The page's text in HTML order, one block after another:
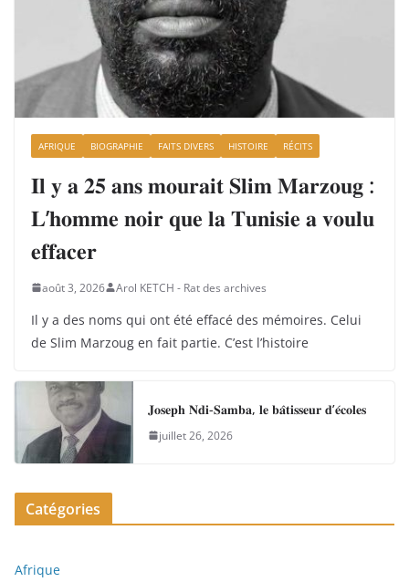
AFRIQUE BIOGRAPHIE FAITS DIVERS HISTOIRE RÉCITS
𝐈𝐥 𝐲 𝐚 𝟐𝟓 𝐚𝐧𝐬 𝐦𝐨𝐮𝐫𝐚𝐢𝐭 𝐒𝐥𝐢𝐦 𝐌𝐚𝐫𝐳𝐨𝐮𝐠 :
𝐋’𝐡𝐨𝐦𝐦𝐞 𝐧𝐨𝐢𝐫 𝐪𝐮𝐞 𝐥𝐚 𝐓𝐮𝐧𝐢𝐬𝐢𝐞 𝐚 𝐯𝐨𝐮𝐥𝐮
𝐞𝐟𝐟𝐚𝐜𝐞𝐫
août 3, 2026 Arol KETCH - Rat des archives
Il y a des noms qui ont été effacé des mémoires. Celui
de Slim Marzoug en fait partie. C’est l’histoire
𝐉𝐨𝐬𝐞𝐩𝐡 𝐍𝐝𝐢-𝐒𝐚𝐦𝐛𝐚, 𝐥𝐞 𝐛𝐚̂𝐭𝐢𝐬𝐬𝐞𝐮𝐫 𝐝’𝐞́𝐜𝐨𝐥𝐞𝐬
juillet 26, 2026
Catégories
Afrique